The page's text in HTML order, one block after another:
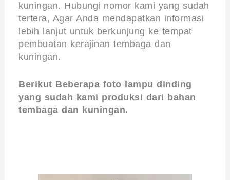
kuningan. Hubungi nomor kami yang sudah
tertera, Agar Anda mendapatkan informasi
lebih lanjut untuk berkunjung ke tempat
pembuatan kerajinan tembaga dan
kuningan.
Berikut Beberapa foto lampu dinding
yang sudah kami produksi dari bahan
tembaga dan kuningan.